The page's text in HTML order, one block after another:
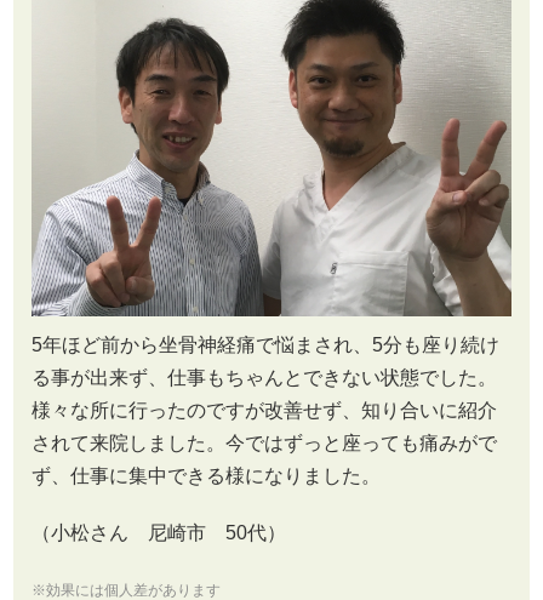
5年ほど前から坐骨神経痛で悩まされ、5分も座り続け
る事が出来ず、仕事もちゃんとできない状態でした。
様々な所に行ったのですが改善せず、知り合いに紹介
されて来院しました。今ではずっと座っても痛みがで
ず、仕事に集中できる様になりました。
（小松さん 尼崎市 50代）
※効果には個人差があります